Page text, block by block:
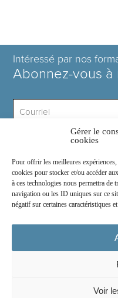
Gérer le
cookies
Pour offrir les meilleures
cookies pour stocker et/ou accéder
à ces technologies nous permettra de
navigation ou les ID uniques sur ce
négatif sur certaines caractéristiques
Voir
Intéressé par nos
Abonnez-vous
2030 boul. Pie IX suite 214.2